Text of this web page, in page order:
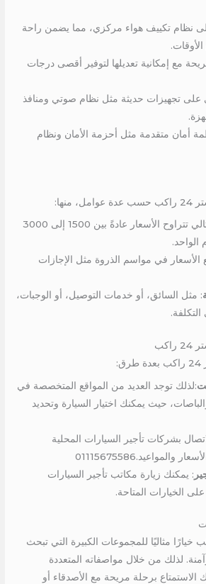
نظام تكييف هواء مركزي، مما يضمن راحة
مع إمكانية تعديلها لتوفير أقصى درجات
على تجهيزات حديثة مثل نظام صوتي ومنافذ
أمان متقدمة مثل أحزمة الأمان ونظام
منها:
: و بالتالي تتراوح الأسعار عادةً بين 1500 إلى 3000
الواحد.
الأسعار في مواسم الذروة مثل الإجازات
: مثل السائق، أو خدمات التوصيل، أو الوجبات،
:لذلك توجد العديد من المواقع المتخصصة في
حيث يمكنك اختيار السيارة وتحديد
بشركات تأجير السيارات المحلية
: يمكنك زيارة مكاتب تأجير السيارات
الخيارات المتاحة.
كوستر 24 راكب خيارًا مثاليًا للمجموعات الكبيرة التي تبحث
لذلك من خلال مواصفاته المتعددة
الاستمتاع برحلة مريحة مع الأصدقاء أو